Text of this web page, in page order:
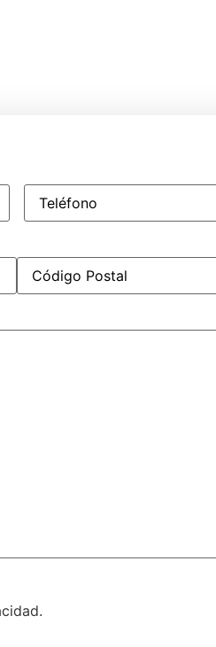
Teléfono